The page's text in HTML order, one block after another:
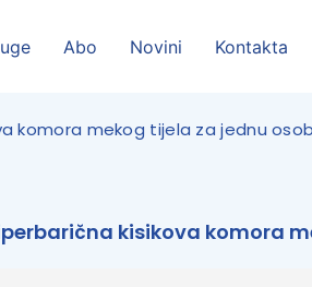
Abo Novini Kontakta
komora mekog tijela za jednu
kisikova komora